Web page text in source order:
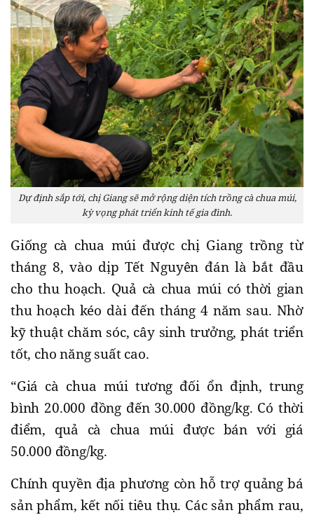
Dự định sắp tới, chị Giang sẽ mở rộng diện tích trồng cà chua múi,
kỳ vọng phát triển kinh tế gia đình.
Giống cà chua múi được chị Giang trồng từ
tháng 8, vào dịp Tết Nguyên đán là bắt đầu
cho thu hoạch. Quả cà chua múi có thời gian
thu hoạch kéo dài đến tháng 4 năm sau. Nhờ
kỹ thuật chăm sóc, cây sinh trưởng, phát triển
tốt, cho năng suất cao.
“Giá cà chua múi tương đối ổn định, trung
bình 20.000 đồng đến 30.000 đồng/kg. Có thời
điểm, quả cà chua múi được bán với giá
50.000 đồng/kg.
Chính quyền địa phương còn hỗ trợ quảng bá
sản phẩm, kết nối tiêu thụ. Các sản phẩm rau,